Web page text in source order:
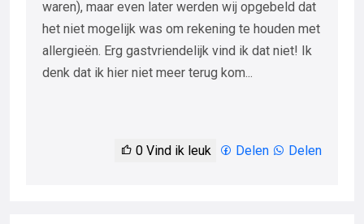
waren), maar even later werden wij opgebeld dat
het niet mogelijk was om rekening te houden met
allergieën. Erg gastvriendelijk vind ik dat niet! Ik
denk dat ik hier niet meer terug kom...
0 Vind ik leuk Delen Delen